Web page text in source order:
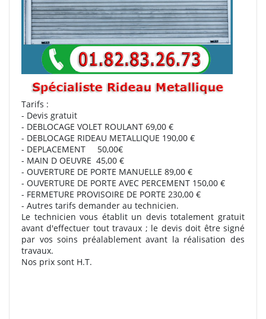
Tarifs :
- Devis gratuit
- DEBLOCAGE VOLET ROULANT 69,00 €
- DEBLOCAGE RIDEAU METALLIQUE 190,00 €
- DEPLACEMENT 50,00€
- MAIN D OEUVRE 45,00 €
- OUVERTURE DE PORTE MANUELLE 89,00 €
- OUVERTURE DE PORTE AVEC PERCEMENT 150,00 €
- FERMETURE PROVISOIRE DE PORTE 230,00 €
- Autres tarifs demander au technicien.
Le technicien vous établit un devis totalement gratuit
avant d'effectuer tout travaux ; le devis doit être signé
par vos soins préalablement avant la réalisation des
travaux.
Nos prix sont H.T.